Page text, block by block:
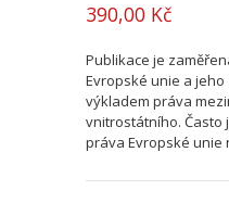
390,00 Kč
Publikace je
Evropské unie a
výkladem práva
vnitrostátního. Často
práva Evropské unie